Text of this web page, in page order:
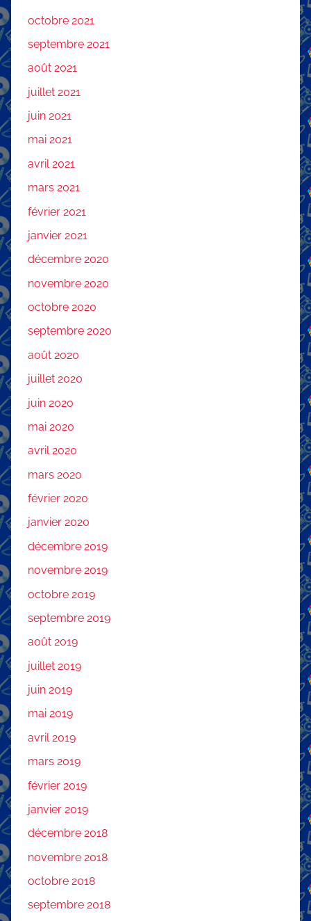
octobre 2021
septembre 2021
août 2021
juillet 2021
juin 2021
mai 2021
avril 2021
mars 2021
février 2021
janvier 2021
décembre 2020
novembre 2020
octobre 2020
septembre 2020
août 2020
juillet 2020
juin 2020
mai 2020
avril 2020
mars 2020
février 2020
janvier 2020
décembre 2019
novembre 2019
octobre 2019
septembre 2019
août 2019
juillet 2019
juin 2019
mai 2019
avril 2019
mars 2019
février 2019
janvier 2019
décembre 2018
novembre 2018
octobre 2018
septembre 2018